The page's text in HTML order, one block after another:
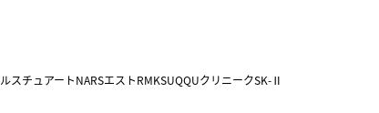
スチュアートNARSエストRMKSUQQUクリニークSK-Ⅱ